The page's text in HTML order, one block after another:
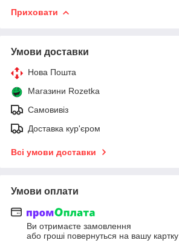
Приховати
Умови доставки
Нова Пошта
Магазини Rozetka
Самовивіз
Доставка кур'єром
Всі умови доставки
Умови оплати
Ви отримаєте замовлення
або гроші повернуться на вашу картку